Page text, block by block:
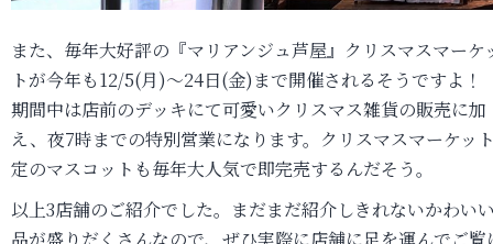
また、毎年大好評の『マリアンジュ芦屋』クリスマスマーケ
トが今年も12/5(月)～24日(金)まで開催されるそうですよ！
期間中は店前のデッキにて可愛いクリスマス雑貨の販売に加
え、夜7時までの特別営業になります。クリスマスマーケッ
定のマスコットも毎年大人気で即完売するんだそう。
以上3店舗のご紹介でした。まだまだ紹介しきれないかわい